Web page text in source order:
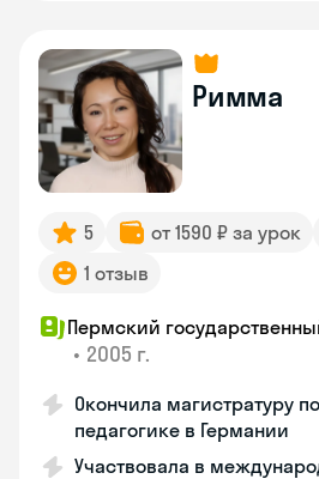
Римма
5 от 1590 ₽ за урок
1 отзыв
Пермский
• 2005 г.
Окончила магистратуру
педагогике в Германии
Участвовала в